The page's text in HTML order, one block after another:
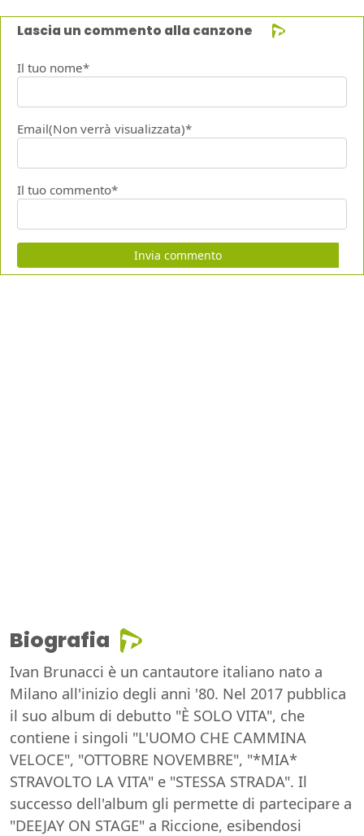
Lascia un commento alla canzone
Il tuo nome*
Email(Non verrà visualizzata)*
Il tuo commento*
Invia commento
Biografia
Ivan Brunacci è un cantautore italiano nato a
Milano all'inizio degli anni '80. Nel 2017 pubblica
il suo album di debutto "È SOLO VITA", che
contiene i singoli "L'UOMO CHE CAMMINA
VELOCE", "OTTOBRE NOVEMBRE", "*MIA*
STRAVOLTO LA VITA" e "STESSA STRADA". Il
successo dell'album gli permette di partecipare a
"DEEJAY ON STAGE" a Riccione, esibendosi